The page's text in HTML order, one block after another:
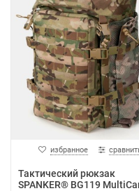
избранное
Тактический рюкзак
SPANKER® BG119